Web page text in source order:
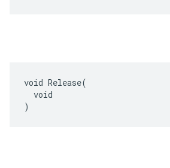
void Release(
  void
)